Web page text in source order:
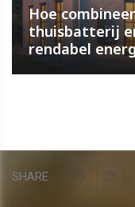
SHARE
Hoe
thuisbatterij
rendabel